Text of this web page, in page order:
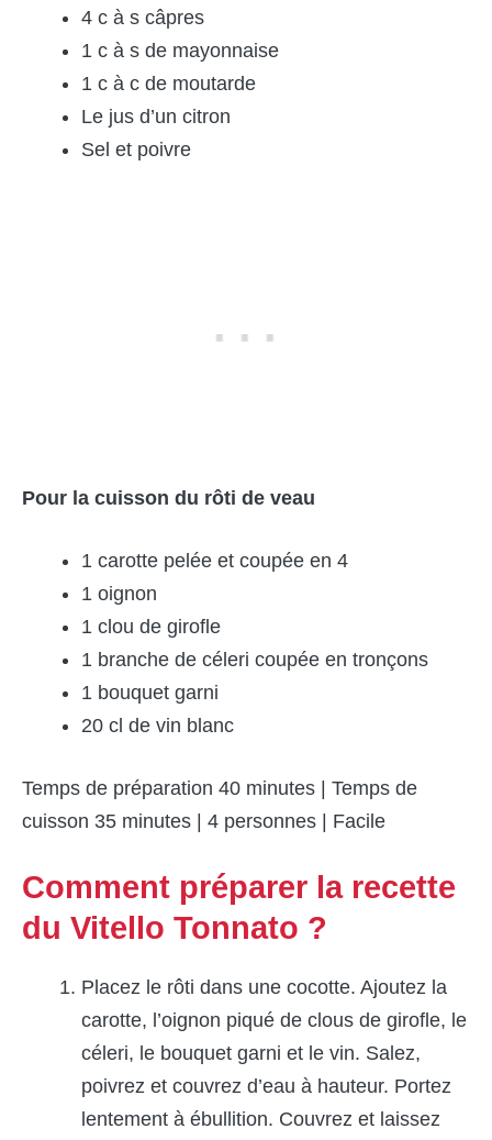
4 c à s câpres
1 c à s de mayonnaise
1 c à c de moutarde
Le jus d’un citron
Sel et poivre
Pour la cuisson du rôti de veau
1 carotte pelée et coupée en 4
1 oignon
1 clou de girofle
1 branche de céleri coupée en tronçons
1 bouquet garni
20 cl de vin blanc
Temps de préparation 40 minutes | Temps de
cuisson 35 minutes | 4 personnes | Facile
Comment préparer la recette
du Vitello Tonnato ?
Placez le rôti dans une cocotte. Ajoutez la
carotte, l’oignon piqué de clous de girofle, le
céleri, le bouquet garni et le vin. Salez,
poivrez et couvrez d’eau à hauteur. Portez
lentement à ébullition. Couvrez et laissez